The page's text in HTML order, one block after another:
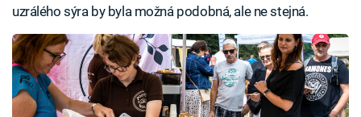
uzrálého sýra by byla možná podobná, ale ne stejná.